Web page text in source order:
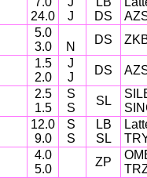
24.0
J
DS
5.0
3.0
N
DS
1.5
2.0
J
J
DS
2.5
1.5
S
S
SL
12.0
9.0
S
S
LB
SL
4.0
5.0
ZP